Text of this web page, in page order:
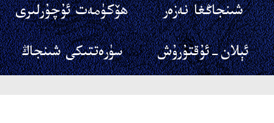
شىنجاڭغا نەزەر
ھۆكۈمەت ئۇچۇرلىرى
ئېلان-ئۇقتۇرۇش
سۈرەتتىكى شىنجاڭ